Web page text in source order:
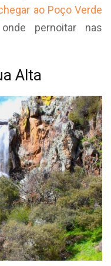
ao Poço Verde
pernoitar nas
Alta